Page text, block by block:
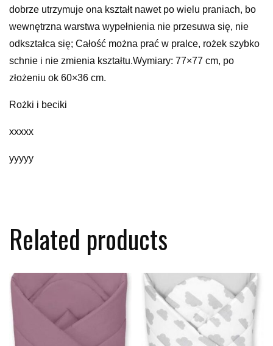
dobrze utrzymuje ona kształt nawet po wielu praniach, bo
wewnętrzna warstwa wypełnienia nie przesuwa się, nie
odkształca się; Całość można prać w pralce, rożek szybko
schnie i nie zmienia kształtu.Wymiary: 77×77 cm, po
złożeniu ok 60×36 cm.
Rożki i beciki
xxxxx
yyyyy
Related products